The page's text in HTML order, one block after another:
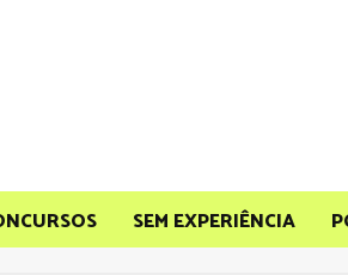
SEM EXPERIÊNCIA